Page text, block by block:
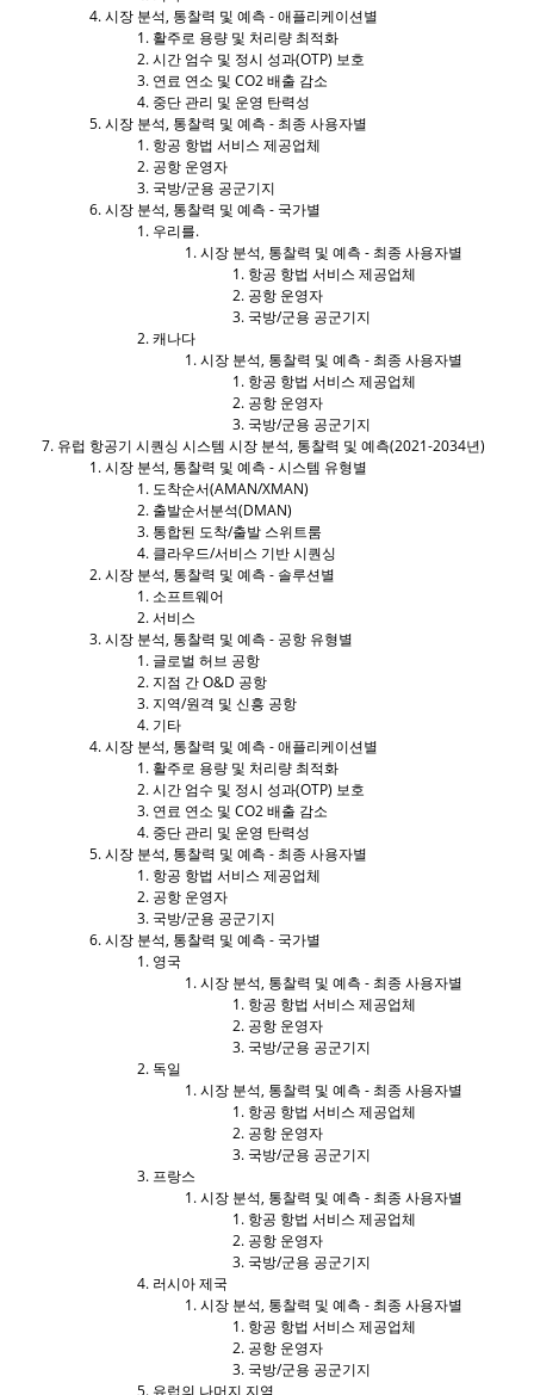
시장 분석, 통찰력 및 예측 - 애플리케이션별
활주로 용량 및 처리량 최적화
시간 엄수 및 정시 성과(OTP) 보호
연료 연소 및 CO2 배출 감소
중단 관리 및 운영 탄력성
시장 분석, 통찰력 및 예측 - 최종 사용자별
항공 항법 서비스 제공업체
공항 운영자
국방/군용 공군기지
시장 분석, 통찰력 및 예측 - 국가별
우리를.
시장 분석, 통찰력 및 예측 - 최종 사용자별
항공 항법 서비스 제공업체
공항 운영자
국방/군용 공군기지
캐나다
시장 분석, 통찰력 및 예측 - 최종 사용자별
항공 항법 서비스 제공업체
공항 운영자
국방/군용 공군기지
유럽 ​​항공기 시퀀싱 시스템 시장 분석, 통찰력 및 예측(2021-2034년)
시장 분석, 통찰력 및 예측 - 시스템 유형별
도착순서(AMAN/XMAN)
출발순서분석(DMAN)
통합된 도착/출발 스위트룸
클라우드/서비스 기반 시퀀싱
시장 분석, 통찰력 및 예측 - 솔루션별
소프트웨어
서비스
시장 분석, 통찰력 및 예측 - 공항 유형별
글로벌 허브 공항
지점 간 O&D 공항
지역/원격 및 신흥 공항
기타
시장 분석, 통찰력 및 예측 - 애플리케이션별
활주로 용량 및 처리량 최적화
시간 엄수 및 정시 성과(OTP) 보호
연료 연소 및 CO2 배출 감소
중단 관리 및 운영 탄력성
시장 분석, 통찰력 및 예측 - 최종 사용자별
항공 항법 서비스 제공업체
공항 운영자
국방/군용 공군기지
시장 분석, 통찰력 및 예측 - 국가별
영국
시장 분석, 통찰력 및 예측 - 최종 사용자별
항공 항법 서비스 제공업체
공항 운영자
국방/군용 공군기지
독일
시장 분석, 통찰력 및 예측 - 최종 사용자별
항공 항법 서비스 제공업체
공항 운영자
국방/군용 공군기지
프랑스
시장 분석, 통찰력 및 예측 - 최종 사용자별
항공 항법 서비스 제공업체
공항 운영자
국방/군용 공군기지
러시아 제국
시장 분석, 통찰력 및 예측 - 최종 사용자별
항공 항법 서비스 제공업체
공항 운영자
국방/군용 공군기지
유럽의 나머지 지역